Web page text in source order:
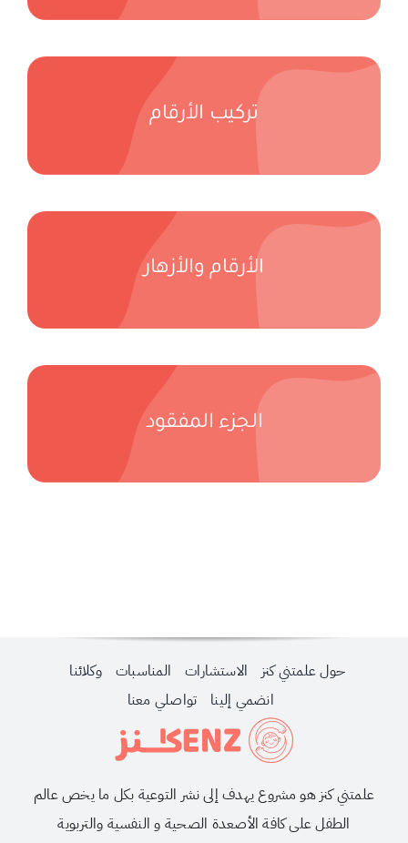
تركيب الأرقام
الأرقام والأزهار
الجزء المفقود
حول علمتني كنز الاستشارات المناسبات
وكلائنا
انضمي إلينا
تواصلي معنا
علمتني كنز هو مشروع يهدف إلى نشر التوعية بكل ما يخص عالم
الطفل على كافة الأصعدة الصحية و النفسية والتربوية